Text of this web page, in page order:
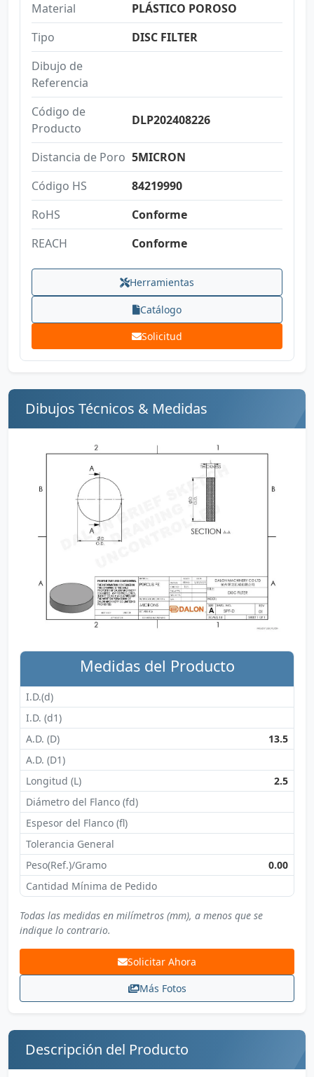
Material
PLÁSTICO POROSO
Tipo
DISC FILTER
Dibujo de
Referencia
Código de
Producto
DLP202408226
Distancia de Poro 5MICRON
Código HS
84219990
RoHS
Conforme
REACH
Conforme
Herramientas
Catálogo
Solicitud
Dibujos Técnicos & Medidas
Medidas del Producto
I.D.(d)
I.D. (d1)
A.D. (D)
13.5
A.D. (D1)
Longitud (L)
2.5
Diámetro del Flanco (fd)
Espesor del Flanco (fl)
Tolerancia General
Peso(Ref.)/Gramo
0.00
Cantidad Mínima de Pedido
Todas las medidas en milímetros (mm), a menos que se
indique lo contrario.
Solicitar Ahora
Más Fotos
Descripción del Producto